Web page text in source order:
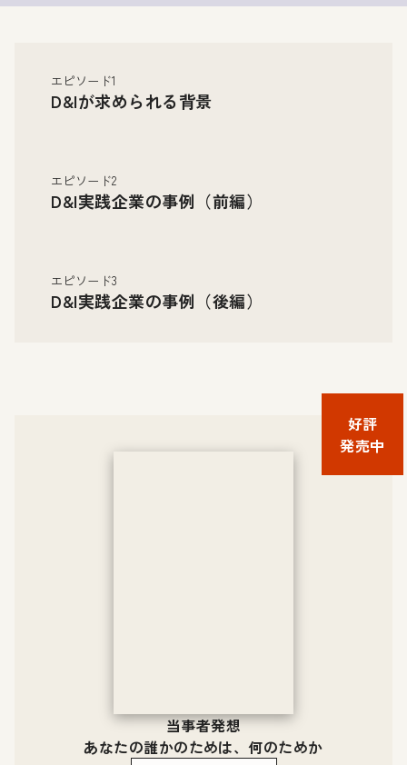
エピソード1
D&Iが求められる背景
エピソード2
D&I実践企業の事例（前編）
エピソード3
D&I実践企業の事例（後編）
当事者発想
あなたの誰かのためは、何のためか
好評
発売中